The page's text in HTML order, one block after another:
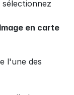
en carte
l'une des